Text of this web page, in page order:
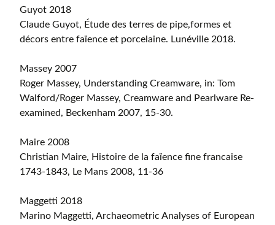
Guyot 2018
Claude Guyot, Étude des terres de pipe,formes et
décors entre faïence et porcelaine. Lunéville 2018.
Massey 2007
Roger Massey, Understanding Creamware, in: Tom
Walford/Roger Massey, Creamware and Pearlware Re-
examined, Beckenham 2007, 15-30.
Maire 2008
Christian Maire, Histoire de la faïence fine francaise
1743-1843, Le Mans 2008, 11-36
Maggetti 2018
Marino Maggetti, Archaeometric Analyses of European